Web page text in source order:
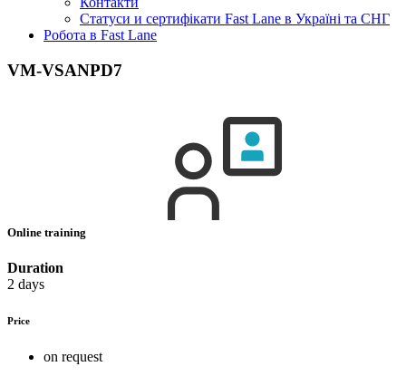
Статуси и сертифікати Fast Lane в Україні та СНГ
Робота в Fast Lane
VM-VSANPD7
Online training
Duration
2 days
Price
on request